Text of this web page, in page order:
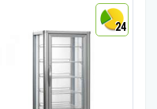
24